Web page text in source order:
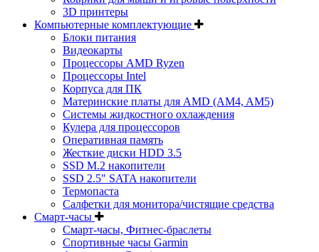
3D принтеры
Компьютерные комплектующие
Блоки питания
Видеокарты
Процессоры AMD Ryzen
Процессоры Intel
Корпуса для ПК
Материнские платы для AMD (AM4, AM5)
Системы жидкостного охлаждения
Кулера для процессоров
Оперативная память
Жесткие диски HDD 3.5
SSD M.2 накопители
SSD 2.5" SATA накопители
Термопаста
Салфетки для монитора/чистящие средства
Смарт-часы
Смарт-часы, Фитнес-браслеты
Спортивные часы Garmin